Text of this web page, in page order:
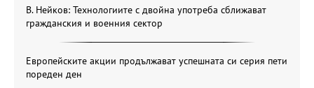
В. Нейков: Технологиите с двойна употреба сближават
гражданския и военния сектор
Европейските акции продължават успешната си серия пети
пореден ден